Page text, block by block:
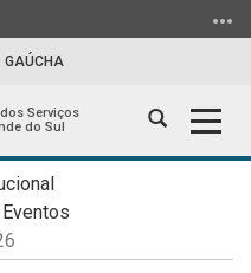
GAÚCHA
Serviços
do Sul
Abrir